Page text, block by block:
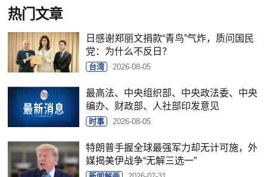
热门文章
日感谢郑丽文捐款“青鸟”气炸，质问国民
党：为什么不反日？
台湾 2026-08-05
最高法、中央组织部、中央政法委、中央
编办、财政部、人社部印发意见
时事 2026-08-05
特朗普手握全球最强军力却无计可施，外
媒揭美伊战争“无解三选一”